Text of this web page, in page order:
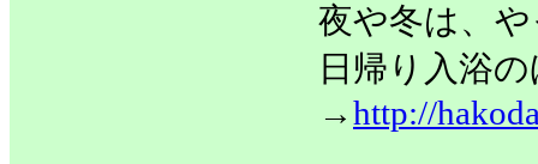
夜や冬は、
日帰り入浴
→http://